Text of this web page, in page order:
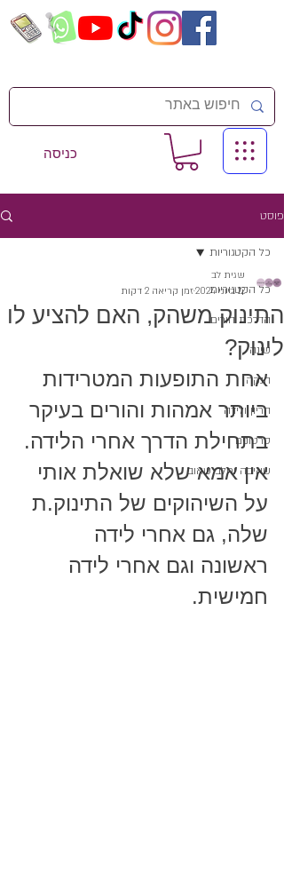
כניסה
פוסט
כל הקטגוריות
הדרכת הורים
שינה
הנקה
הריון ולידה
סרטונים
שאיבה וחלב שאוב
כל הקטגוריות
התינוק משהק, האם להציע לו
לינוק?
שגית לב
12 ביוני 2024
זמן קריאה 2 דקות
אחת התופעות המטרידות
ביותר אמהות והורים בעיקר
בתחילת הדרך אחרי הלידה.
אין אמא שלא שואלת אותי
על השיהוקים של התינוק.ת
שלה, גם אחרי לידה
ראשונה וגם אחרי לידה
חמישית.